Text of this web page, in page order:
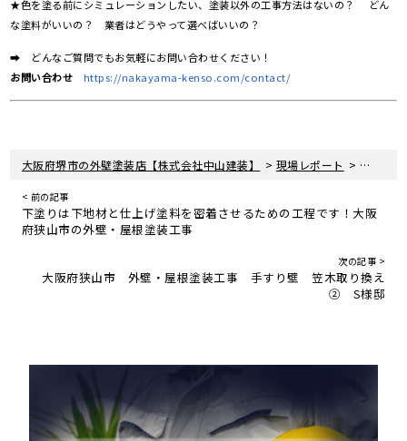
★色を塗る前にシミュレーションしたい、塗装以外の工事方法はないの？ どん
な塗料がいいの？ 業者はどうやって選べばいいの？
➡ どんなご質問でもお気軽にお問い合わせください！
お問い合わせ
https://nakayama-kenso.com/contact/
大阪府堺市の外壁塗装店【株式会社中山建装】 > 現場レポート > 大阪府
< 前の記事
下塗りは下地材と仕上げ塗料を密着させるための工程です！大阪
府狭山市の外壁・屋根塗装工事
次の記事 >
大阪府狭山市 外壁・屋根塗装工事 手すり壁 笠木取り換え
② S様邸